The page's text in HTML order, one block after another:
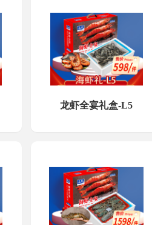
龙虾全宴礼盒-L5